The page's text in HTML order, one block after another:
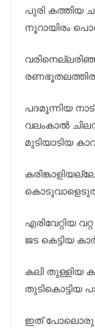
പുരി കത്തിയ
നൂറായിരം
പദമൂന്നിയ
വലംകാൽ
മുടിയാടിയ
എരിവേറ്റിയ
ജട കെട്ടിയ
കലി തുള്ളിയ
തുടികൊട്ടിയ
ഇത് പോലൊരു